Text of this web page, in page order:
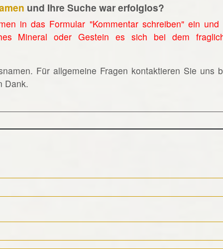
und Ihre Suche war erfolglos?
in das Formular "Kommentar schreiben" ein und
Mineral oder Gestein es sich bei dem
Für allgemeine Fragen kontaktieren Sie uns
Dank.